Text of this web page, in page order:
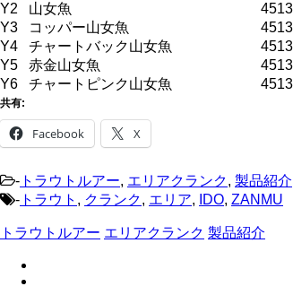
Y2
山女魚
Y3
コッパー山女魚
Y4
チャートバック山女魚
Y5
赤金山女魚
Y6
チャートピンク山女魚
共有:
Facebook X
- トラウトルアー, エリアクランク, 製品紹介
- トラウト , クランク, エリア, IDO, ZANMU
トラウトルアー エリアクランク 製品紹介